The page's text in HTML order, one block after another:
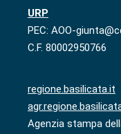
URP
PEC: AOO-
C.F. 80002950766
regione.basilicata.it
Agenzia stampa